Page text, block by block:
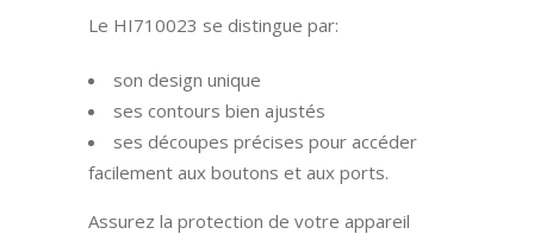
Le HI710023 se distingue par:
son design unique
ses contours bien ajustés
ses découpes précises pour accéder
facilement aux boutons et aux ports.
Assurez la protection de votre appareil